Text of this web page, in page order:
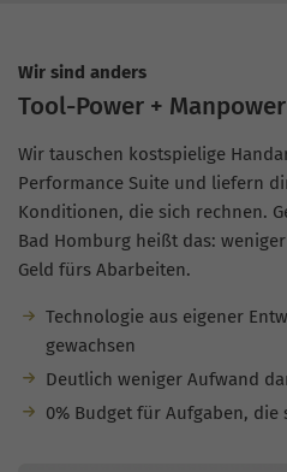
Wir sind anders
Tool-Power + Manpower
Wir tauschen kostspielige
Performance Suite und liefern
Konditionen, die sich rechnen.
Bad Homburg heißt das:
Geld fürs Abarbeiten.
Technologie aus eigener
gewachsen
Deutlich weniger Aufwand
0% Budget für Aufgaben,